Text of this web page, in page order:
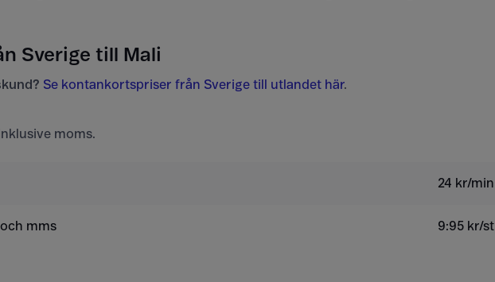
Sverige till Mali
Se kontankortspriser från Sverige till utlandet här.
moms.
24 kr/min
mms 9:95 kr/st